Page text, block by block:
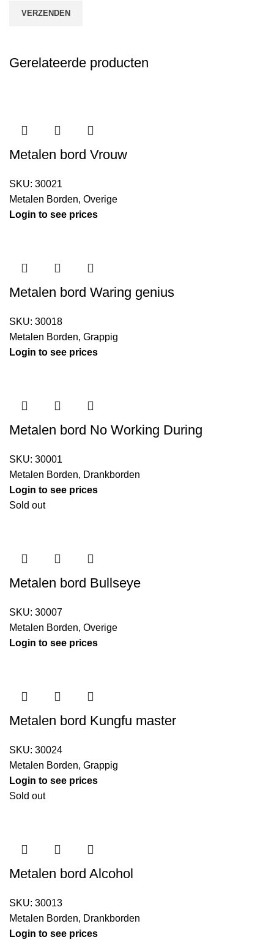
Gerelateerde producten
Metalen bord Vrouw
SKU: 30021
Metalen Borden, Overige
Login to see prices
Metalen bord Waring genius
SKU: 30018
Metalen Borden, Grappig
Login to see prices
Metalen bord No Working During
SKU: 30001
Metalen Borden, Drankborden
Login to see prices
Sold out
Metalen bord Bullseye
SKU: 30007
Metalen Borden, Overige
Login to see prices
Metalen bord Kungfu master
SKU: 30024
Metalen Borden, Grappig
Login to see prices
Sold out
Metalen bord Alcohol
SKU: 30013
Metalen Borden, Drankborden
Login to see prices